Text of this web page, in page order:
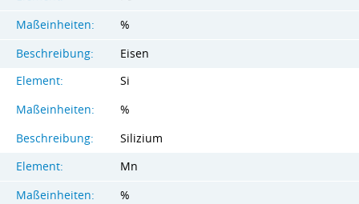
Maßeinheiten:
%
Beschreibung:
Eisen
Element:
Si
Maßeinheiten:
%
Beschreibung:
Silizium
Element:
Mn
Maßeinheiten:
%